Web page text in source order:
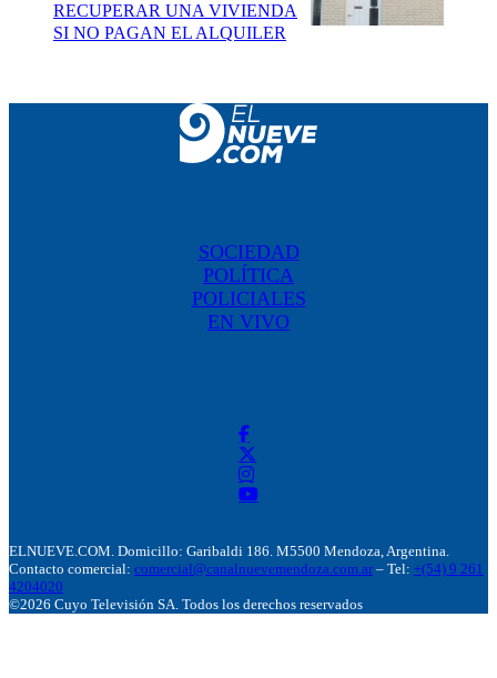
RECUPERAR UNA VIVIENDA
SI NO PAGAN EL ALQUILER
SOCIEDAD
POLÍTICA
POLICIALES
EN VIVO
ELNUEVE.COM. Domicillo: Garibaldi 186. M5500 Mendoza, Argentina.
Contacto comercial: comercial@canalnuevemendoza.com.ar – Tel: +(54) 9 261
4204020
©2026 Cuyo Televisión SA. Todos los derechos reservados